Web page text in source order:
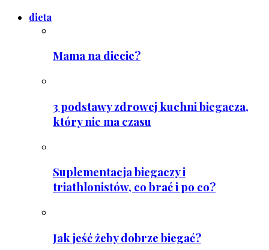
dieta
Mama na diecie?
3 podstawy zdrowej kuchni biegacza,
który nie ma czasu
Suplementacja biegaczy i
triathlonistów, co brać i po co?
Jak jeść żeby dobrze biegać?